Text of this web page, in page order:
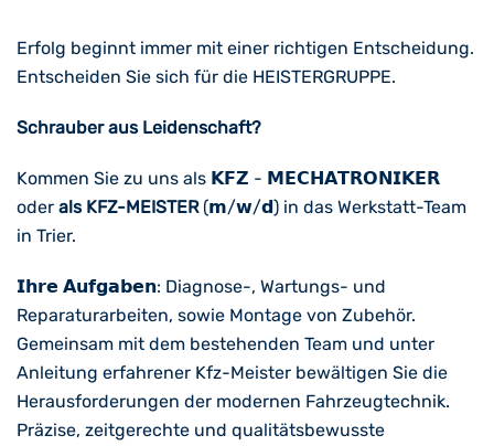
Erfolg beginnt immer mit einer richtigen Entscheidung.
Entscheiden Sie sich für die HEISTERGRUPPE.
Schrauber aus Leidenschaft?
Kommen Sie zu uns als 𝗞𝗙𝗭 - 𝗠𝗘𝗖𝗛𝗔𝗧𝗥𝗢𝗡𝗜𝗞𝗘𝗥
oder als KFZ-MEISTER(𝗺/𝘄/𝗱) in das Werkstatt-Team
in Trier.
𝗜𝗵𝗿𝗲 𝗔𝘂𝗳𝗴𝗮𝗯𝗲𝗻: Diagnose-, Wartungs- und
Reparaturarbeiten, sowie Montage von Zubehör.
Gemeinsam mit dem bestehenden Team und unter
Anleitung erfahrener Kfz-Meister bewältigen Sie die
Herausforderungen der modernen Fahrzeugtechnik.
Präzise, zeitgerechte und qualitätsbewusste